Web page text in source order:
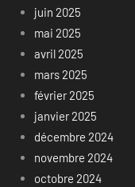
juin 2025
mai 2025
avril 2025
mars 2025
février 2025
janvier 2025
décembre 2024
novembre 2024
octobre 2024